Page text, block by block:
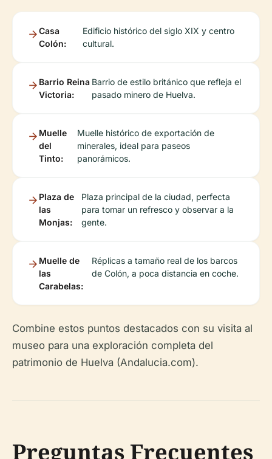
Casa
Colón:
Edificio histórico del siglo XIX y centro
cultural.
Barrio Reina
Victoria:
Barrio de estilo británico que refleja el
pasado minero de Huelva.
Muelle
del
Tinto:
Muelle histórico de exportación de
minerales, ideal para paseos
panorámicos.
Plaza de
las
Monjas:
Plaza principal de la ciudad, perfecta
para tomar un refresco y observar a la
gente.
Muelle de
las
Carabelas:
Réplicas a tamaño real de los barcos
de Colón, a poca distancia en coche.
Combine estos puntos destacados con su visita al
museo para una exploración completa del
patrimonio de Huelva (Andalucia.com).
Preguntas Frecuentes